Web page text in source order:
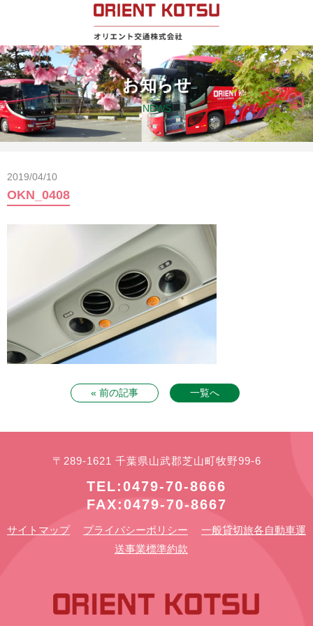
お知らせ
NEWS
2019/04/10
OKN_0408
« 前の記事 一覧へ
〒289-1621 千葉県山武郡芝山町牧野99-6
TEL:0479-70-8666
FAX:0479-70-8667
サイトマップ プライバシーポリシー
一般貸切旅各自動車運
送事業標準約款